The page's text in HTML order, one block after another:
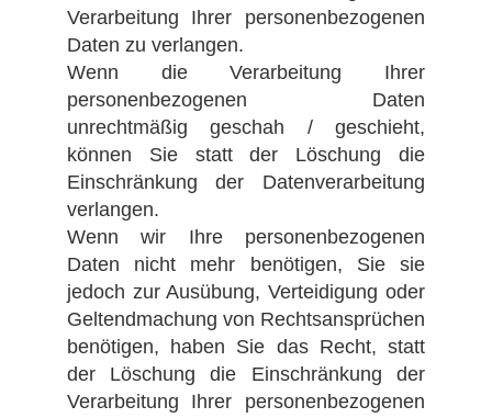
Verarbeitung Ihrer personenbezogenen
Daten zu verlangen.
Wenn die Verarbeitung Ihrer
personenbezogenen Daten
unrechtmäßig geschah / geschieht,
können Sie statt der Löschung die
Einschränkung der Datenverarbeitung
verlangen.
Wenn wir Ihre personenbezogenen
Daten nicht mehr benötigen, Sie sie
jedoch zur Ausübung, Verteidigung oder
Geltendmachung von Rechtsansprüchen
benötigen, haben Sie das Recht, statt
der Löschung die Einschränkung der
Verarbeitung Ihrer personenbezogenen